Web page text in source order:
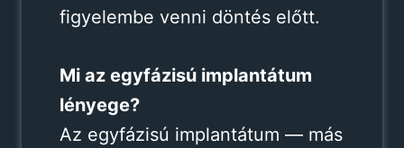
figyelembe venni döntés előtt.
Mi az egyfázisú implantátum
lényege?
Az egyfázisú implantátum — más